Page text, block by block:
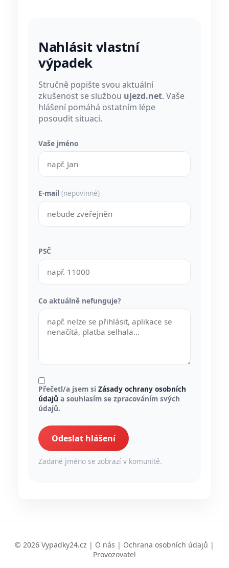
Nahlásit vlastní
výpadek
Stručně popište svou aktuální
zkušenost se službou ujezd.net. Vaše
hlášení pomáhá ostatním lépe
posoudit situaci.
Vaše jméno
E-mail (nepovinné)
PSČ
Co aktuálně nefunguje?
Přečetl/a jsem si Zásady ochrany osobních
údajů a souhlasím se zpracováním svých
údajů.
Odeslat hlášení
Zadané jméno se zobrazí v komunitě.
© 2026 Vypadky24.cz | O nás | Ochrana osobních údajů |
Provozovatel